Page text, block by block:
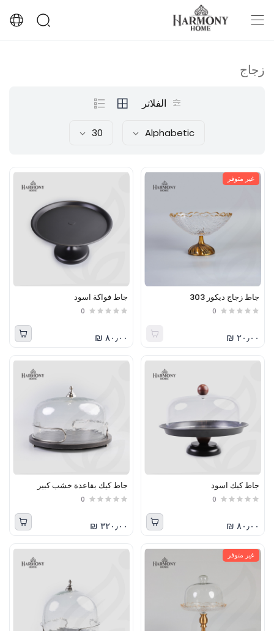
زجاج
الفلاتر
Alphabetic
30
غير متوفر
جاط زجاج ديكور 303
0
٢٠٫٠٠ ₪
جاط فواكة اسود
0
٨٠٫٠٠ ₪
جاط كيك اسود
0
٨٠٫٠٠ ₪
جاط كيك بقاعدة خشب كبير
0
٣٢٠٫٠٠ ₪
غير متوفر